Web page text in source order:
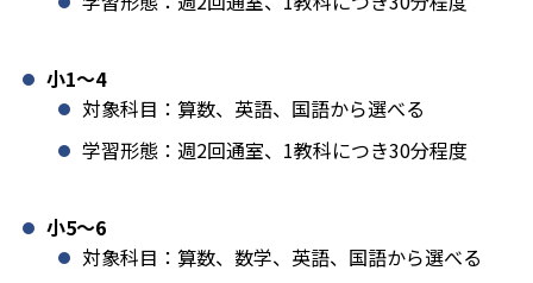
小1️〜4
対象科目：算数、英語、国語から選べる
学習形態：週2回通室、1教科につき30分程度
小5〜6
対象科目：算数、数学、英語、国語から選べる